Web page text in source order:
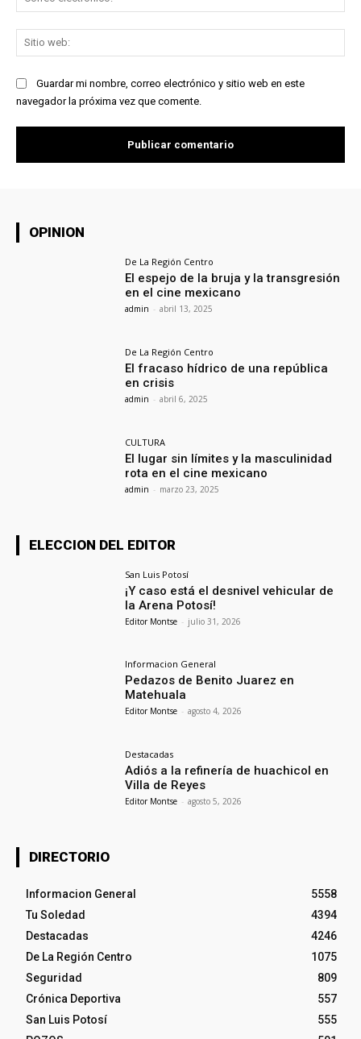
Guardar mi nombre, correo electrónico y sitio web en este
navegador la próxima vez que comente.
OPINION
De La Región Centro
El espejo de la bruja y la transgresión
en el cine mexicano
admin - abril 13, 2025
De La Región Centro
El fracaso hídrico de una república
en crisis
admin - abril 6, 2025
CULTURA
El lugar sin límites y la masculinidad
rota en el cine mexicano
admin - marzo 23, 2025
ELECCION DEL EDITOR
San Luis Potosí
¡Y caso está el desnivel vehicular de
la Arena Potosí!
Editor Montse - julio 31, 2026
Informacion General
Pedazos de Benito Juarez en
Matehuala
Editor Montse - agosto 4, 2026
Destacadas
Adiós a la refinería de huachicol en
Villa de Reyes
Editor Montse - agosto 5, 2026
DIRECTORIO
Informacion General
5558
Tu Soledad
4394
Destacadas
4246
De La Región Centro
1075
Seguridad
809
Crónica Deportiva
557
San Luis Potosí
555